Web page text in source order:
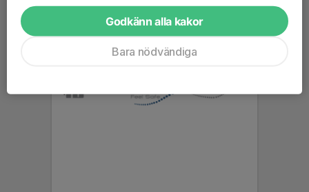
Godkänn alla kakor
Bara nödvändiga